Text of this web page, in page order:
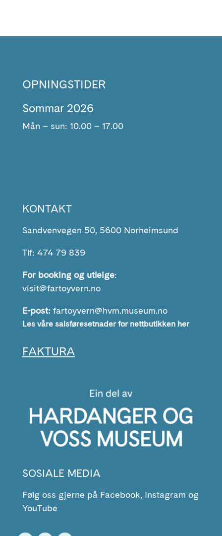
OPNINGSTIDER
Sommar 2026
Mån – sun: 10.00 – 17.00
KONTAKT
Sandvenvegen 50, 5600 Norheimsund
Tlf: 474 79 839
For booking og utleige:
visit@fartoyvern.no
E-post: fartoyvern@hvm.museum.no
Les våre salsføresetnader for nettbutikken her
FAKTURA
SOSIALE MEDIA
Følg oss gjerne på Facebook, Instagram og
YouTube